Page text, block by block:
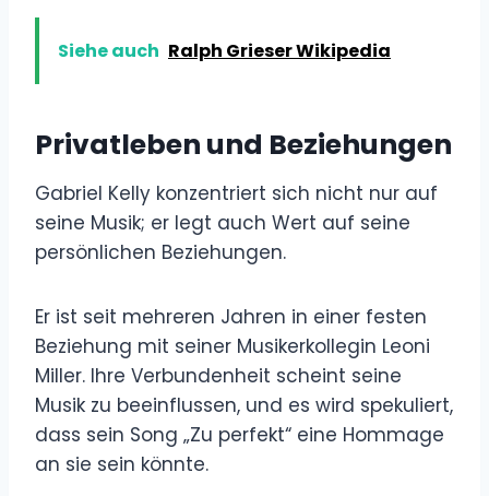
Siehe auch Ralph Grieser Wikipedia
Privatleben und Beziehungen
Gabriel Kelly konzentriert sich nicht nur auf
seine Musik; er legt auch Wert auf seine
persönlichen Beziehungen.
Er ist seit mehreren Jahren in einer festen
Beziehung mit seiner Musikerkollegin Leoni
Miller. Ihre Verbundenheit scheint seine
Musik zu beeinflussen, und es wird spekuliert,
dass sein Song „Zu perfekt“ eine Hommage
an sie sein könnte.